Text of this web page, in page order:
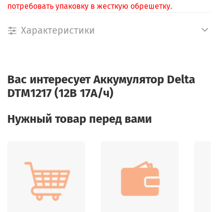
потребовать упаковку в жесткую обрешетку.
Характеристики
Вас интересуетАккумулятор Delta
DTM1217 (12В 17А/ч)
Нужный товар перед вами